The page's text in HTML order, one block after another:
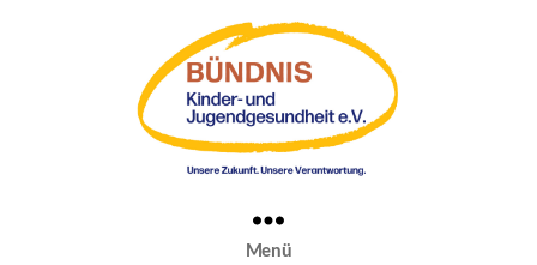
Menü